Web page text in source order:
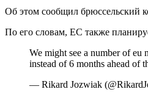
Об этом сообщил брюссельский
По его словам, ЕС также
We might see a number of eu
instead of 6 months ahead of
— Rikard Jozwiak